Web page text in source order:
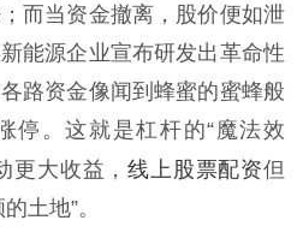
而当资金撤离，股价便如泄
能源企业宣布研发出革命性
路资金像闻到蜂蜜的蜜蜂般
停。这就是杠杆的“魔法效
更大收益，线上股票配资但
土地”。